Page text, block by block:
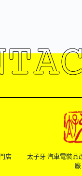
店
太子牙 汽車電裝品
廠